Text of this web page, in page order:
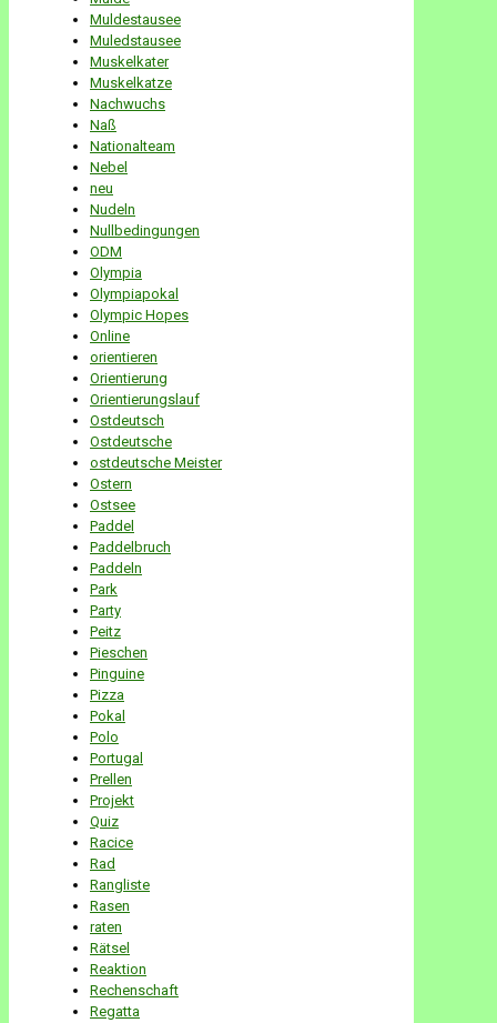
Muldestausee
Muledstausee
Muskelkater
Muskelkatze
Nachwuchs
Naß
Nationalteam
Nebel
neu
Nudeln
Nullbedingungen
ODM
Olympia
Olympiapokal
Olympic Hopes
Online
orientieren
Orientierung
Orientierungslauf
Ostdeutsch
Ostdeutsche
ostdeutsche Meister
Ostern
Ostsee
Paddel
Paddelbruch
Paddeln
Park
Party
Peitz
Pieschen
Pinguine
Pizza
Pokal
Polo
Portugal
Prellen
Projekt
Quiz
Racice
Rad
Rangliste
Rasen
raten
Rätsel
Reaktion
Rechenschaft
Regatta